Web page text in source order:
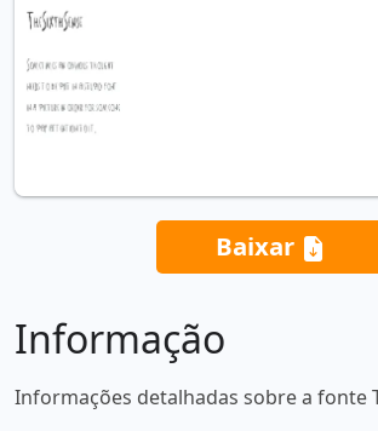
Baixar
Informação
Informações detalhadas sobre a fonte